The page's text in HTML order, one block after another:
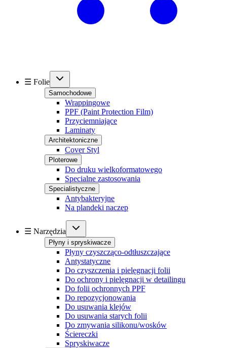
☰ Folie
Samochodowe
Wrappingowe
PPF (Paint Protection Film)
Przyciemniające
Laminaty
Architektoniczne
Cover Styl
Ploterowe
Do druku wielkoformatowego
Specialne zastosowania
Specialistyczne
Antybakteryjne
Na plandeki naczep
☰ Narzędzia
Płyny i spryskiwacze
Płyny czyszcząco-odtłuszczające
Antystatyczne
Do czyszczenia i pielęgnacji folii
Do ochrony i pielęgnacji w detailingu
Do folii ochronnych PPF
Do repozycjonowania
Do usuwania klejów
Do usuwania starych folii
Do zmywania silikonu/wosków
Ściereczki
Spryskiwacze